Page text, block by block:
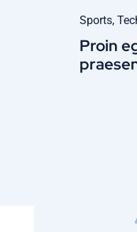
Sports,
Proin